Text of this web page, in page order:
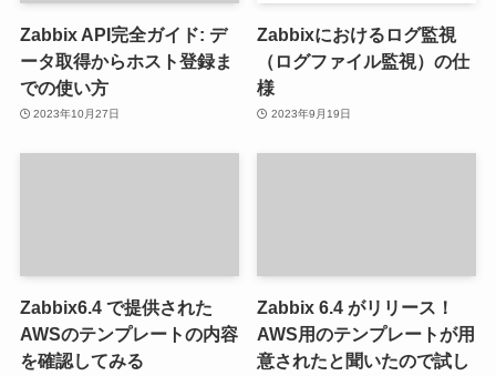
Zabbix API完全ガイド: デ
ータ取得からホスト登録ま
での使い方
2023年10月27日
Zabbixにおけるログ監視
（ログファイル監視）の仕
様
2023年9月19日
Zabbix6.4 で提供された
AWSのテンプレートの内容
を確認してみる
Zabbix 6.4 がリリース！
AWS用のテンプレートが用
意されたと聞いたので試し